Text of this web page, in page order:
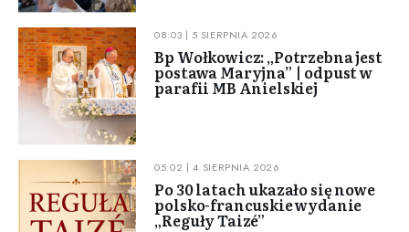
08:03 | 5 SIERPNIA 2026
Bp Wołkowicz: „Potrzebna jest
postawa Maryjna” | odpust w
parafii MB Anielskiej
05:02 | 4 SIERPNIA 2026
Po 30 latach ukazało się nowe
polsko-francuskie wydanie
„Reguły Taizé”